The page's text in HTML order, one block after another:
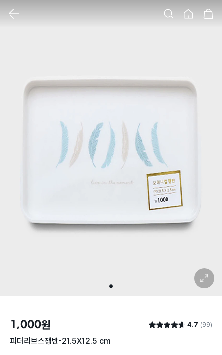
1
확대 보기
1,000원 별점 4.7점 4.7 (99)
피더리브스쟁반-21.5X12.5 cm